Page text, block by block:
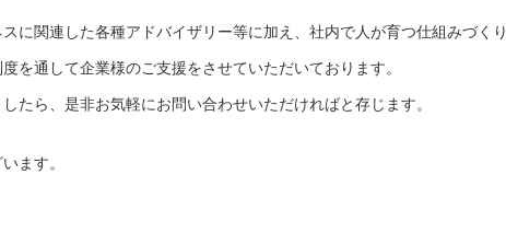
に関連した各種アドバイザリー等に加え、社内で人が育つ仕組みづくり
を通して企業様のご支援をさせていただいております。
たら、是非お気軽にお問い合わせいただければと存じます。
ます。